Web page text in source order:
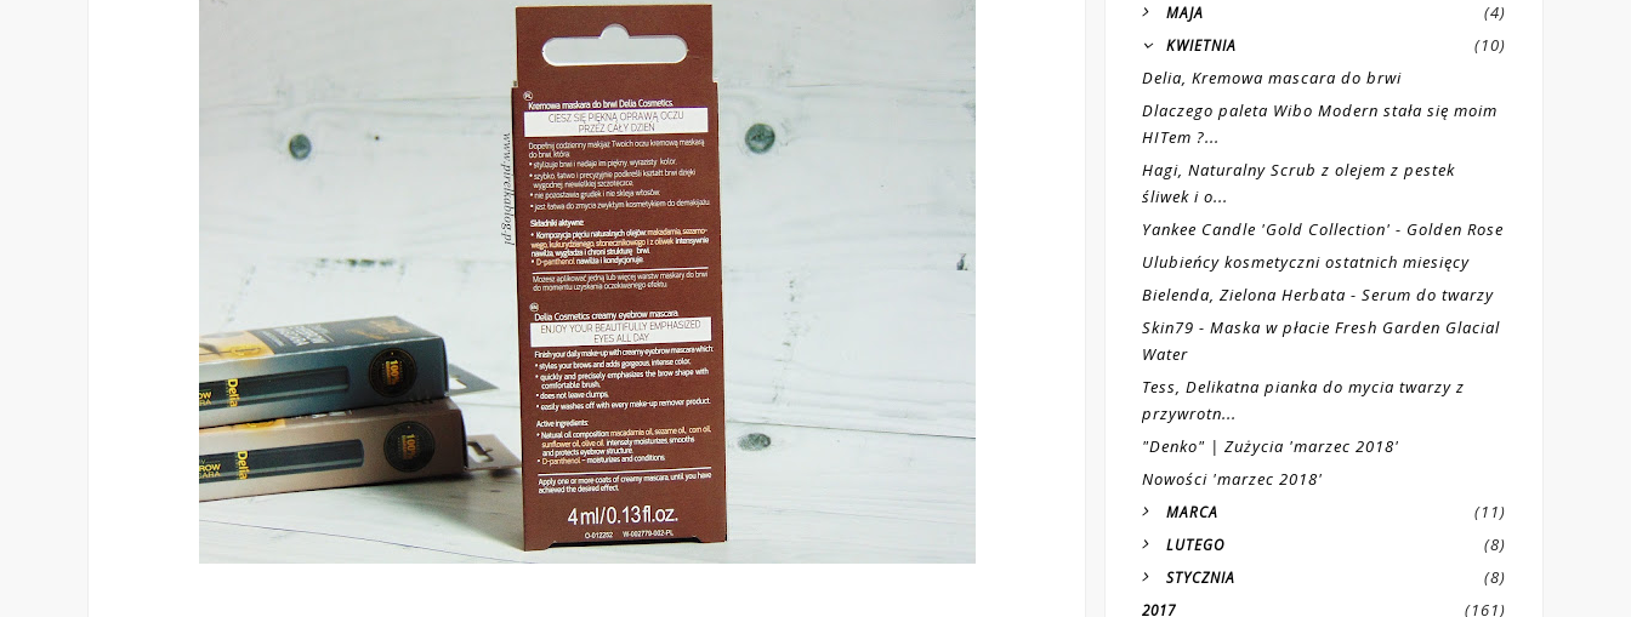
MAJA (4)
KWIETNIA
(10)
Delia, Kremowa mascara do brwi
Dlaczego paleta Wibo Modern stała się moim
HITem ?...
Hagi, Naturalny Scrub z olejem z pestek
śliwek i o...
Yankee Candle 'Gold Collection' - Golden Rose
Ulubieńcy kosmetyczni ostatnich miesięcy
Bielenda, Zielona Herbata - Serum do twarzy
Skin79 - Maska w płacie Fresh Garden Glacial
Water
Tess, Delikatna pianka do mycia twarzy z
przywrotn...
"Denko" | Zużycia 'marzec 2018'
Nowości 'marzec 2018'
MARCA (11)
LUTEGO (8)
STYCZNIA (8)
2017 (161)